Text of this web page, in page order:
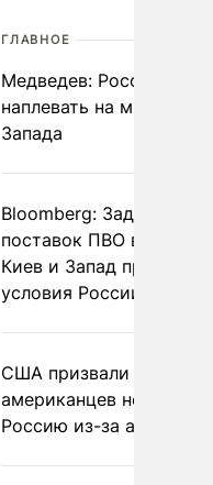
ГЛАВНОЕ
Медведев: России
наплевать на мнение
Запада
Bloomberg: Задержка
поставок ПВО вынудит
Киев и Запад принять
условия России
США призвали
американцев не
Россию из-за атак ВСУ